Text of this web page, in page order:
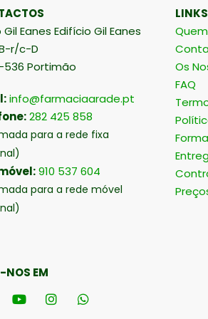
Gil Eanes Edifício Gil Eanes
r/c-D
536 Portimão
info@farmaciaarade.pt
282 425 858
para a rede fixa
910 537 604
para a rede móvel
NOS EM
Os
FAQ